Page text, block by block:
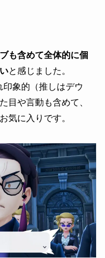
も含めて全体的に個
と感じました。
象的（推しはデウ
目や言動も含めて、
気に入りです。